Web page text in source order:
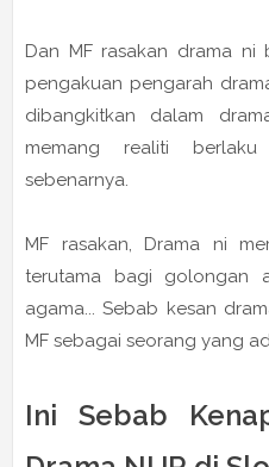
Dan MF rasakan drama ni
pengakuan pengarah
dibangkitkan dalam
memang realiti
sebenarnya.
MF rasakan, Drama ni
terutama bagi golongan
agama... Sebab kesan
MF sebagai seorang yang
Ini Sebab